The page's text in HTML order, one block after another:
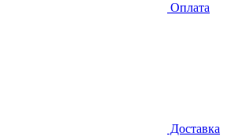
Оплата
Доставка